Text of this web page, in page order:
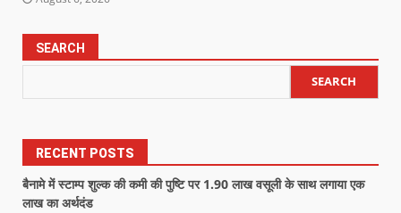
SEARCH
SEARCH
RECENT POSTS
बैनामे में स्टाम्प शुल्क की कमी की पुष्टि पर 1.90 लाख वसूली के साथ लगाया एक
लाख का अर्थदंड